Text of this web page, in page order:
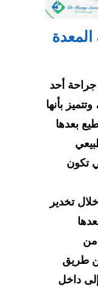
المعدة
أحد
بأنها
بعدها
تكون
تخدير
من
طريق
داخل